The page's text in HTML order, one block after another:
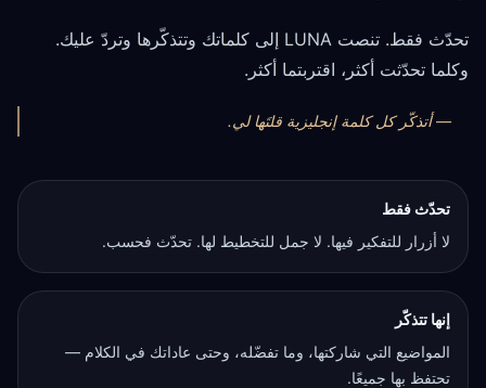
تحدّث فقط. تنصت LUNA إلى كلماتك وتتذكّرها وتردّ عليك.
وكلما تحدّثت أكثر، اقتربتما أكثر.
— أتذكّر كل كلمة إنجليزية قلتَها لي.
تحدّث فقط
لا أزرار للتفكير فيها. لا جمل للتخطيط لها. تحدّث فحسب.
إنها تتذكّر
المواضيع التي شاركتها، وما تفضّله، وحتى عاداتك في الكلام —
تحتفظ بها جميعًا.